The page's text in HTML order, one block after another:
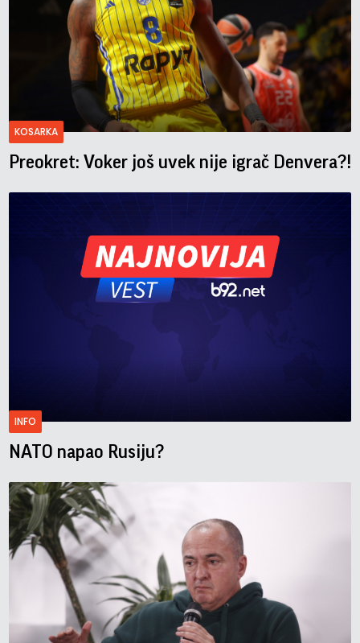
KOSARKA
Preokret: Voker još uvek nije igrač Denvera?!
INFO
NATO napao Rusiju?